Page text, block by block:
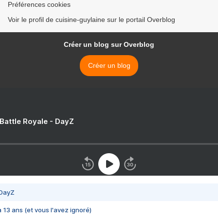
Préférences cookies
Voir le profil de cuisine-guylaine sur le portail Overblog
Créer un blog sur Overblog
Créer un blog
Royale - DayZ
13 ans (et vous l'avez ignoré)